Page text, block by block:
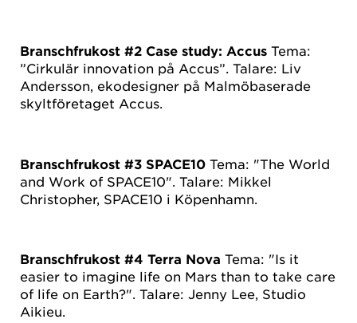
Branschfrukost #2 Case study: Accus Tema:
”Cirkulär innovation på Accus”. Talare: Liv
Andersson, ekodesigner på Malmöbaserade
skyltföretaget Accus.
Branschfrukost #3 SPACE10 Tema: "The World
and Work of SPACE10". Talare: Mikkel
Christopher, SPACE10 i Köpenhamn.
Branschfrukost #4 Terra Nova Tema: "Is it
easier to imagine life on Mars than to take care
of life on Earth?". Talare: Jenny Lee, Studio
Aikieu.